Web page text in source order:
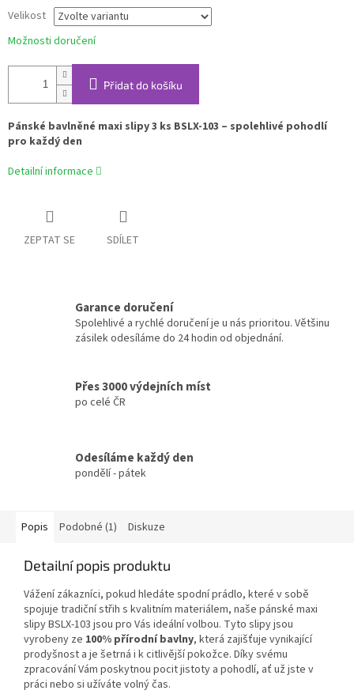
Velikost
Možnosti doručení
Přidat do košíku
Pánské bavlněné maxi slipy 3 ks BSLX-103 – spolehlivé pohodlí
pro každý den
Detailní informace
ZEPTAT SE SDÍLET
Garance doručení
Spolehlivé a rychlé doručení je u nás prioritou. Většinu
zásilek odesíláme do 24 hodin od objednání.
Přes 3000 výdejních míst
po celé ČR
Odesíláme každý den
pondělí - pátek
Popis Podobné (1) Diskuze
Detailní popis produktu
Vážení zákazníci, pokud hledáte spodní prádlo, které v sobě
spojuje tradiční střih s kvalitním materiálem, naše pánské maxi
slipy BSLX-103 jsou pro Vás ideální volbou. Tyto slipy jsou
vyrobeny ze 100% přírodní bavlny, která zajišťuje vynikající
prodyšnost a je šetrná i k citlivější pokožce. Díky svému
zpracování Vám poskytnou pocit jistoty a pohodlí, ať už jste v
práci nebo si užíváte volný čas.